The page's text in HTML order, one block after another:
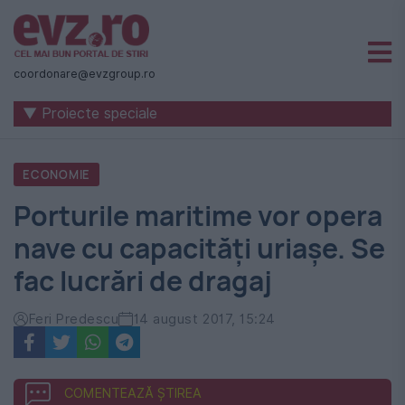
Știri
naționale
internaționale
România
-
Evenimentul
Zilei
coordonare@evzgroup.ro
▼ Proiecte speciale
ECONOMIE
Porturile maritime vor opera
nave cu capacități uriașe. Se
fac lucrări de dragaj
Feri Predescu 14 august 2017, 15:24
COMENTEAZĂ ȘTIREA